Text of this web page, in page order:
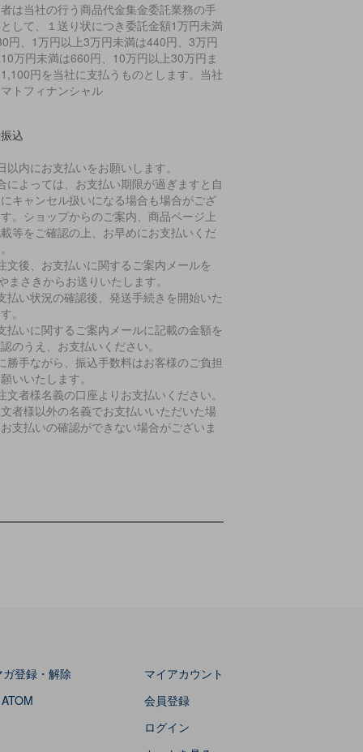
は当社の行う商品代金集金委託業務の手
して、１送り状につき委託金額1万円未満
円、1万円以上3万円未満は440円、3万円
万円未満は660円、10万円以上30万円ま
円を当社に支払うものとします。当社
トフィナンシャル
込
以内にお支払いをお願いします。
によっては、お支払い期限が過ぎますと自
キャンセル扱いになる場合も場合がござ
。ショップからのご案内、商品ページ上
等をご確認の上、お早めにお支払いくだ
文後、お支払いに関するご案内メールを
まさきからお送りいたします。
払い状況の確認後、発送手続きを開始いた
。
払いに関するご案内メールに記載の金額を
のうえ、お支払いください。
勝手ながら、振込手数料はお客様のご負担
いいたします。
文者様名義の口座よりお支払いください。
者様以外の名義でお支払いいただいた場
支払いの確認ができない場合がございま
ガ登録・解除
ATOM
マイアカウント
会員登録
ログイン